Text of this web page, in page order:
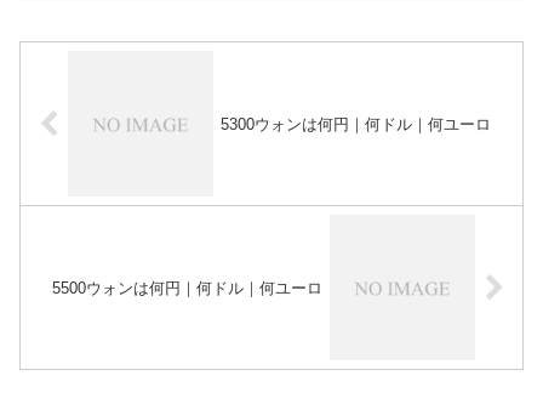
5300ウォンは何円｜何ドル｜何ユーロ
5500ウォンは何円｜何ドル｜何ユーロ